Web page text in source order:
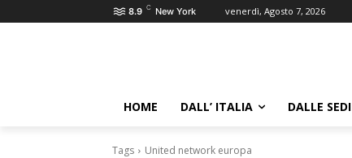
8.9 C New York venerdì, Agosto 7, 2026
HOME DALL’ ITALIA DALLE SEDI
Tags United network europa